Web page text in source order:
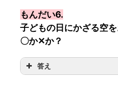
もんだい6.
子どもの日にかざる空を
〇か✕か？
答え